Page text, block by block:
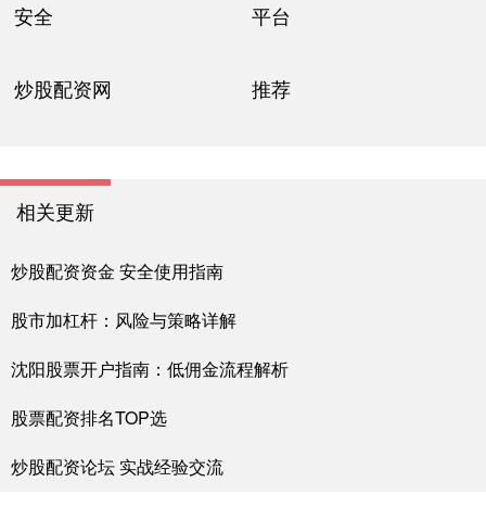
安全 平台
炒股配资网 推荐
相关更新
炒股配资资金 安全使用指南
股市加杠杆：风险与策略详解
沈阳股票开户指南：低佣金流程解析
股票配资排名TOP选
炒股配资论坛 实战经验交流